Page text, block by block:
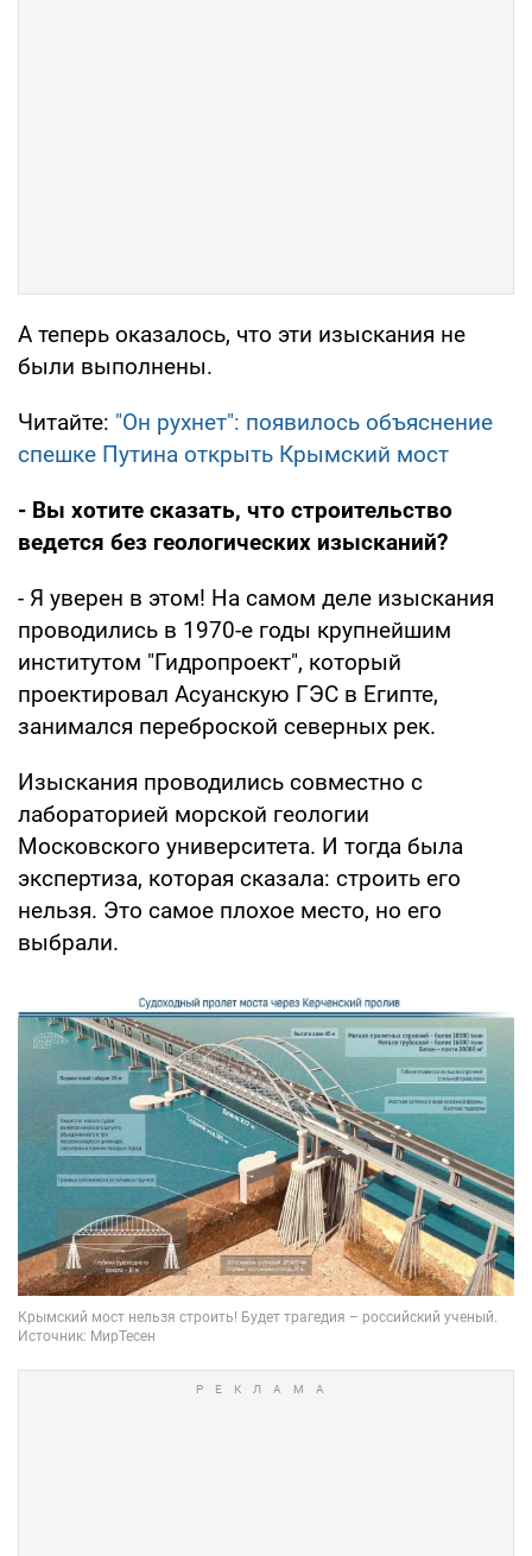
А теперь оказалось, что эти изыскания не
были выполнены.
Читайте: "Он рухнет": появилось объяснение
спешке Путина открыть Крымский мост
- Вы хотите сказать, что строительство
ведется без геологических изысканий?
- Я уверен в этом! На самом деле изыскания
проводились в 1970-е годы крупнейшим
институтом "Гидропроект", который
проектировал Асуанскую ГЭС в Египте,
занимался переброской северных рек.
Изыскания проводились совместно с
лабораторией морской геологии
Московского университета. И тогда была
экспертиза, которая сказала: строить его
нельзя. Это самое плохое место, но его
выбрали.